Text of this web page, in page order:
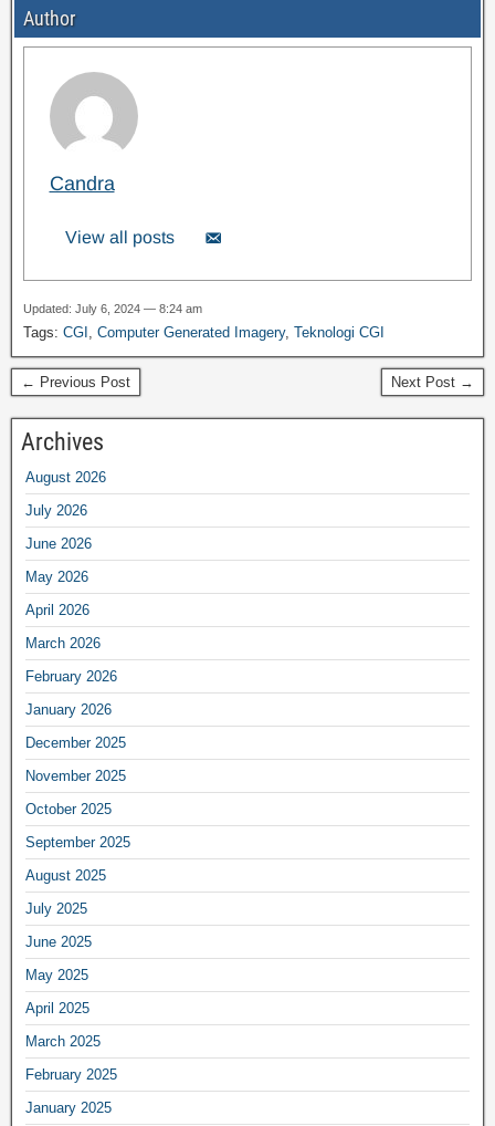
Author
Candra
View all posts
Updated: July 6, 2024 — 8:24 am
Tags: CGI Computer Generated Imagery, Teknologi CGI
← Previous Post Next Post →
Archives
August 2026
July 2026
June 2026
May 2026
April 2026
March 2026
February 2026
January 2026
December 2025
November 2025
October 2025
September 2025
August 2025
July 2025
June 2025
May 2025
April 2025
March 2025
February 2025
January 2025